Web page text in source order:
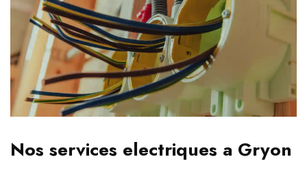
Nos services electriques a Gryon